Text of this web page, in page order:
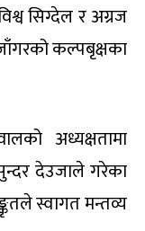
सिग्देल र अग्रज
कल्पबृक्षका
अध्यक्षतामा
देउजाले गरेका
स्वागत मन्तव्य